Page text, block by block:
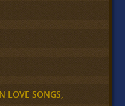
LOVE SONGS,